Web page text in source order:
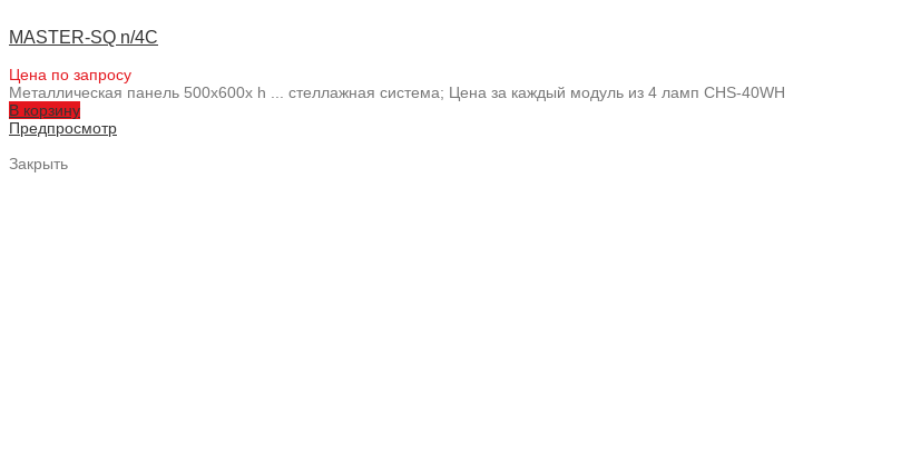
MASTER-SQ n/4C
Цена по запросу
Металлическая панель 500x600x h ... стеллажная система; Цена за каждый модуль из 4 ламп CHS-40WH
В корзину
Предпросмотр
Закрыть